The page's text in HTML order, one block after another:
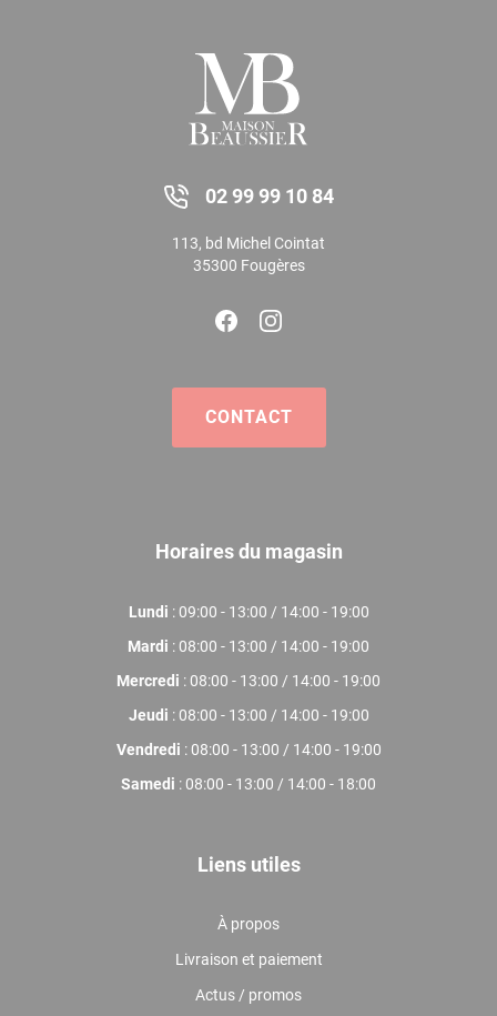
02 99 99 10 84
113, bd Michel Cointat
35300 Fougères
CONTACT
Horaires du magasin
Lundi : 09:00 - 13:00 / 14:00 - 19:00
Mardi : 08:00 - 13:00 / 14:00 - 19:00
Mercredi : 08:00 - 13:00 / 14:00 - 19:00
Jeudi : 08:00 - 13:00 / 14:00 - 19:00
Vendredi : 08:00 - 13:00 / 14:00 - 19:00
Samedi : 08:00 - 13:00 / 14:00 - 18:00
Liens utiles
À propos
Livraison et paiement
Actus / promos